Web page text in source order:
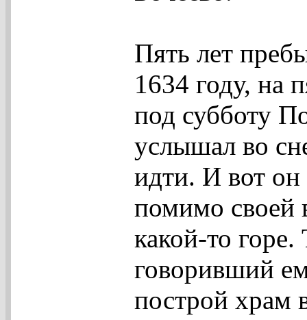
Пять лет
1634 году, на
под субботу
услышал во
идти. И вот он
помимо своей
какой-то
говоривший
построй храм